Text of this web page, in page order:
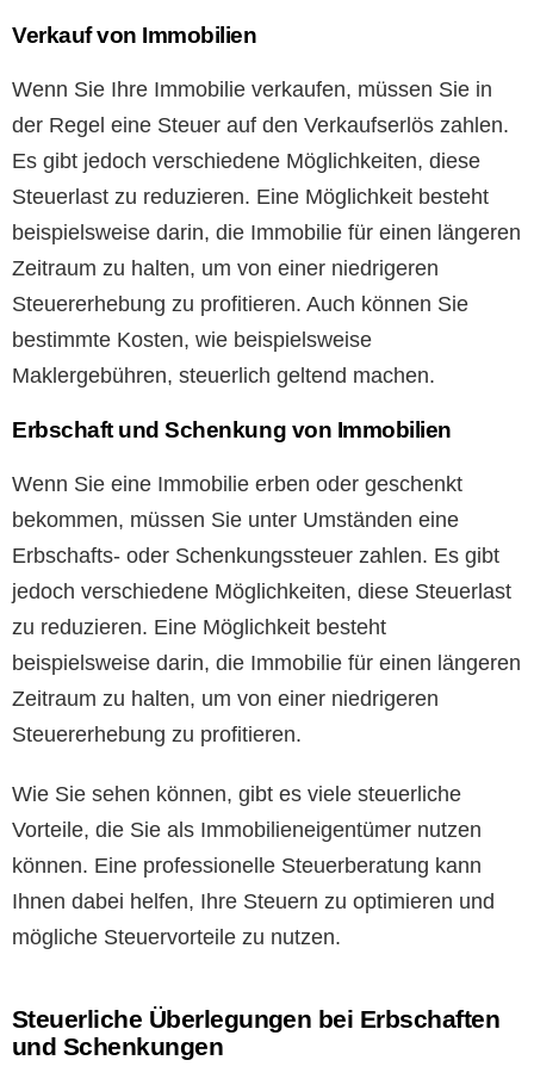
Verkauf von Immobilien
Wenn Sie Ihre Immobilie verkaufen, müssen Sie in
der Regel eine Steuer auf den Verkaufserlös zahlen.
Es gibt jedoch verschiedene Möglichkeiten, diese
Steuerlast zu reduzieren. Eine Möglichkeit besteht
beispielsweise darin, die Immobilie für einen längeren
Zeitraum zu halten, um von einer niedrigeren
Steuererhebung zu profitieren. Auch können Sie
bestimmte Kosten, wie beispielsweise
Maklergebühren, steuerlich geltend machen.
Erbschaft und Schenkung von Immobilien
Wenn Sie eine Immobilie erben oder geschenkt
bekommen, müssen Sie unter Umständen eine
Erbschafts- oder Schenkungssteuer zahlen. Es gibt
jedoch verschiedene Möglichkeiten, diese Steuerlast
zu reduzieren. Eine Möglichkeit besteht
beispielsweise darin, die Immobilie für einen längeren
Zeitraum zu halten, um von einer niedrigeren
Steuererhebung zu profitieren.
Wie Sie sehen können, gibt es viele steuerliche
Vorteile, die Sie als Immobilieneigentümer nutzen
können. Eine professionelle Steuerberatung kann
Ihnen dabei helfen, Ihre Steuern zu optimieren und
mögliche Steuervorteile zu nutzen.
Steuerliche Überlegungen bei Erbschaften
und Schenkungen